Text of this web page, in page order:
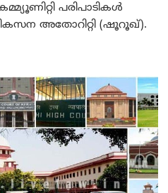
പരിപാടികൾ
അതോറിറ്റി (ഷൂറൂഖ്).